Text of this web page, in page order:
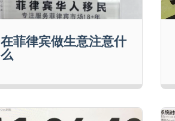
在菲律宾做生意注意什
么